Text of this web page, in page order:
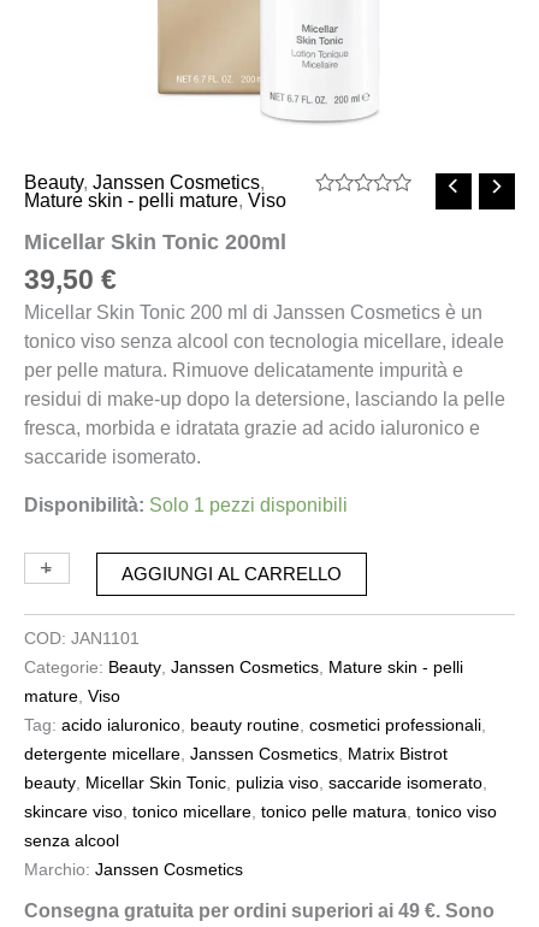
Beauty, Janssen Cosmetics,
Mature skin - pelli mature, Viso
Micellar Skin Tonic 200ml
39,50 €
Micellar Skin Tonic 200 ml di Janssen Cosmetics è un
tonico viso senza alcool con tecnologia micellare, ideale
per pelle matura. Rimuove delicatamente impurità e
residui di make-up dopo la detersione, lasciando la pelle
fresca, morbida e idratata grazie ad acido ialuronico e
saccaride isomerato.
Disponibilità: Solo 1 pezzi disponibili
-
+ AGGIUNGI AL CARRELLO
COD: JAN1101
Categorie: Beauty Janssen Cosmetics Mature skin - pelli
mature Viso
Tag: acido ialuronico beauty routine cosmetici professionali
detergente micellare Janssen Cosmetics Matrix Bistrot
beauty Micellar Skin Tonic pulizia viso saccaride isomerato
skincare viso tonico micellare tonico pelle matura tonico viso
senza alcool
Marchio: Janssen Cosmetics
Consegna gratuita per ordini superiori ai 49 €. Sono